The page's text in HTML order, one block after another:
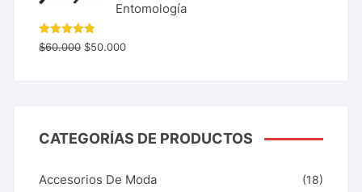
Entomología
Valorado
con 5.00
$60.000 $50.000
CATEGORÍAS DE PRODUCTOS
Accesorios De Moda (18)